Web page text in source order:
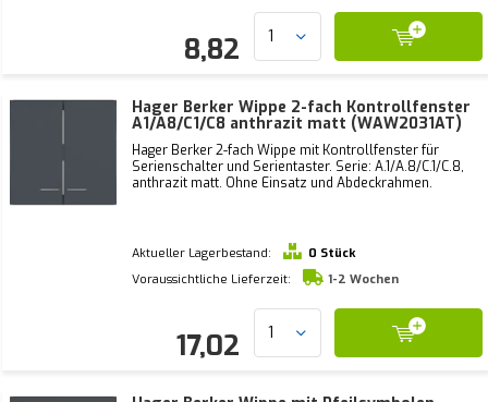
8,82
Hager Berker Wippe 2-fach Kontrollfenster
A1/A8/C1/C8 anthrazit matt (WAW2031AT)
Hager Berker 2-fach Wippe mit Kontrollfenster für
Serienschalter und Serientaster. Serie: A.1/A.8/C.1/C.8,
anthrazit matt. Ohne Einsatz und Abdeckrahmen.
Aktueller Lagerbestand:
0 Stück
Voraussichtliche Lieferzeit:
1-2 Wochen
17,02